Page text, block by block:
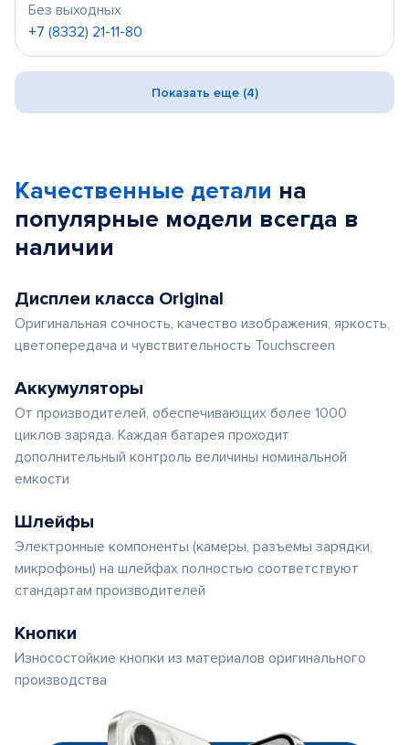
Без выходных
+7 (8332) 21-11-80
Показать еще (4)
Качественные детали на
популярные модели всегда в
наличии
Дисплеи класса Original
Оригинальная сочность, качество изображения, яркость,
цветопередача и чувствительность Touchscreen
Аккумуляторы
От производителей, обеспечивающих более 1000
циклов заряда. Каждая батарея проходит
дополнительный контроль величины номинальной
емкости
Шлейфы
Электронные компоненты (камеры, разъемы зарядки,
микрофоны) на шлейфах полностью соответствуют
стандартам производителей
Кнопки
Износостойкие кнопки из материалов оригинального
производства